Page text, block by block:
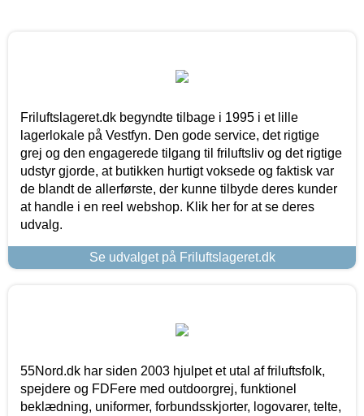
Friluftslageret.dk begyndte tilbage i 1995 i et lille
lagerlokale på Vestfyn. Den gode service, det rigtige
grej og den engagerede tilgang til friluftsliv og det rigtige
udstyr gjorde, at butikken hurtigt voksede og faktisk var
de blandt de allerførste, der kunne tilbyde deres kunder
at handle i en reel webshop. Klik her for at se deres
udvalg.
Se udvalget på Friluftslageret.dk
55Nord.dk har siden 2003 hjulpet et utal af friluftsfolk,
spejdere og FDFere med outdoorgrej, funktionel
beklædning, uniformer, forbundsskjorter, logovarer, telte,